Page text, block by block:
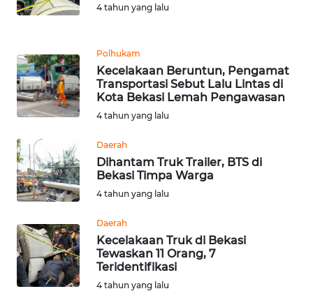
4 tahun yang lalu
Polhukam
Kecelakaan Beruntun, Pengamat
Transportasi Sebut Lalu Lintas di
Kota Bekasi Lemah Pengawasan
4 tahun yang lalu
Daerah
Dihantam Truk Trailer, BTS di
Bekasi Timpa Warga
4 tahun yang lalu
Daerah
Kecelakaan Truk di Bekasi
Tewaskan 11 Orang, 7
Teridentifikasi
4 tahun yang lalu
IKLAN
KAMI
PEDOMAN
MEDIA
REDAKSI
KARIR
DISCLAIMER
Wahana
News